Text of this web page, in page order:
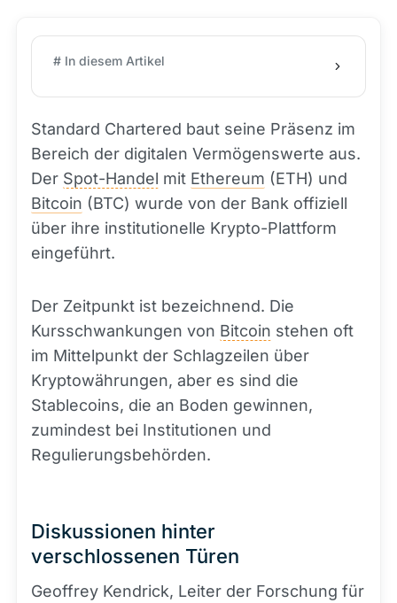
# In diesem Artikel
Standard Chartered baut seine Präsenz im
Bereich der digitalen Vermögenswerte aus.
Der Spot-Handel mit Ethereum (ETH) und
Bitcoin (BTC) wurde von der Bank offiziell
über ihre institutionelle Krypto-Plattform
eingeführt.
Der Zeitpunkt ist bezeichnend. Die
Kursschwankungen von Bitcoin stehen oft
im Mittelpunkt der Schlagzeilen über
Kryptowährungen, aber es sind die
Stablecoins, die an Boden gewinnen,
zumindest bei Institutionen und
Regulierungsbehörden.
Diskussionen hinter
verschlossenen Türen
Geoffrey Kendrick, Leiter der Forschung für